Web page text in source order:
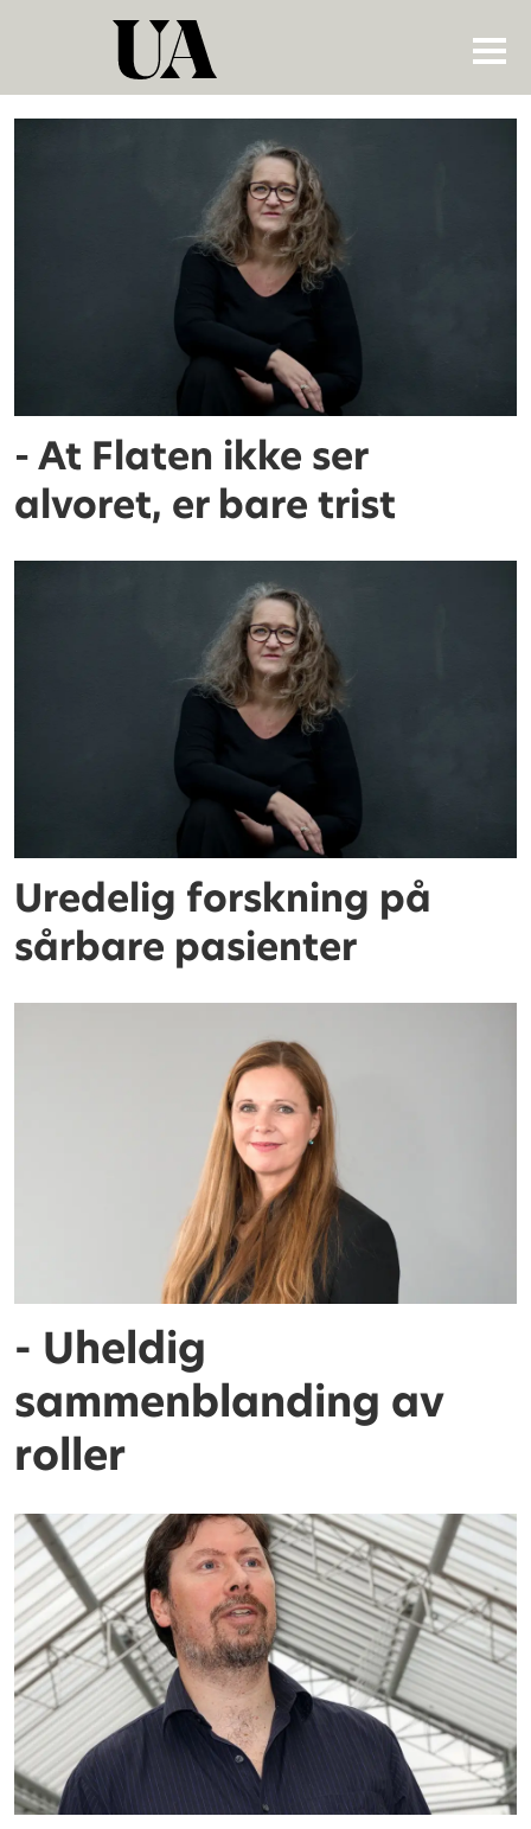
pasienter
- At Flaten ikke ser
alvoret, er bare trist
Uredelig forskning på
sårbare pasienter
- Uheldig
sammenblanding av
roller